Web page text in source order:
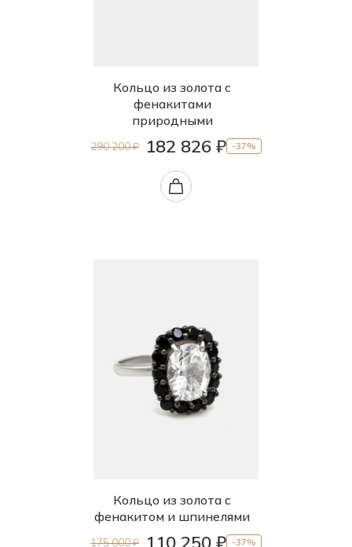
Кольцо из золота с
фенакитами
природными
290 200 ₽ 182 826 ₽ -37%
Кольцо из золота с
фенакитом и шпинелями
175 000 ₽ 110 250 ₽ -37%